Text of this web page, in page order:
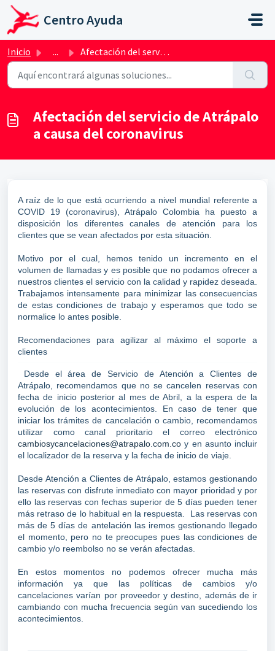
Saltar al contenido principal
Centro Ayuda
Inicio ... Afectación del servicio de Atrápalo a causa del coronavirus
Afectación del servicio de Atrápalo
a causa del coronavirus
A raíz de lo que está ocurriendo a nivel mundial referente a
COVID 19 (coronavirus), Atrápalo Colombia ha puesto a
disposición los diferentes canales de atención para los
clientes que se vean afectados por esta situación.
Motivo por el cual, hemos tenido un incremento en el
volumen de llamadas y es posible que no podamos ofrecer a
nuestros clientes el servicio con la calidad y rapidez deseada.
Trabajamos intensamente para minimizar las consecuencias
de estas condiciones de trabajo y esperamos que todo se
normalice lo antes posible.
Recomendaciones para agilizar al máximo el soporte a
clientes
Desde el área de Servicio de Atención a Clientes de
Atrápalo, recomendamos que no se cancelen reservas con
fecha de inicio posterior al mes de Abril, a la espera de la
evolución de los acontecimientos. En caso de tener que
iniciar los trámites de cancelación o cambio, recomendamos
utilizar como canal prioritario el correo electrónico
cambiosycancelaciones@atrapalo.com.co y en asunto incluir
el localizador de la reserva y la fecha de inicio de viaje.
Desde Atención a Clientes de Atrápalo, estamos gestionando
las reservas con disfrute inmediato con mayor prioridad y por
ello las reservas con fechas superior de 5 días pueden tener
más retraso de lo habitual en la respuesta. Las reservas con
más de 5 días de antelación las iremos gestionando llegado
el momento, pero no te preocupes pues las condiciones de
cambio y/o reembolso no se verán afectadas.
En estos momentos no podemos ofrecer mucha más
información ya que las políticas de cambios y/o
cancelaciones varían por proveedor y destino, además de ir
cambiando con mucha frecuencia según van sucediendo los
acontecimientos.